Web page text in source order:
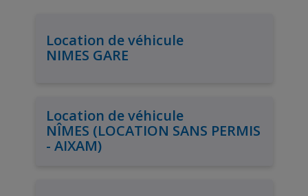
Location de véhicule
NIMES GARE
Location de véhicule
NÎMES (LOCATION SANS PERMIS
- AIXAM)